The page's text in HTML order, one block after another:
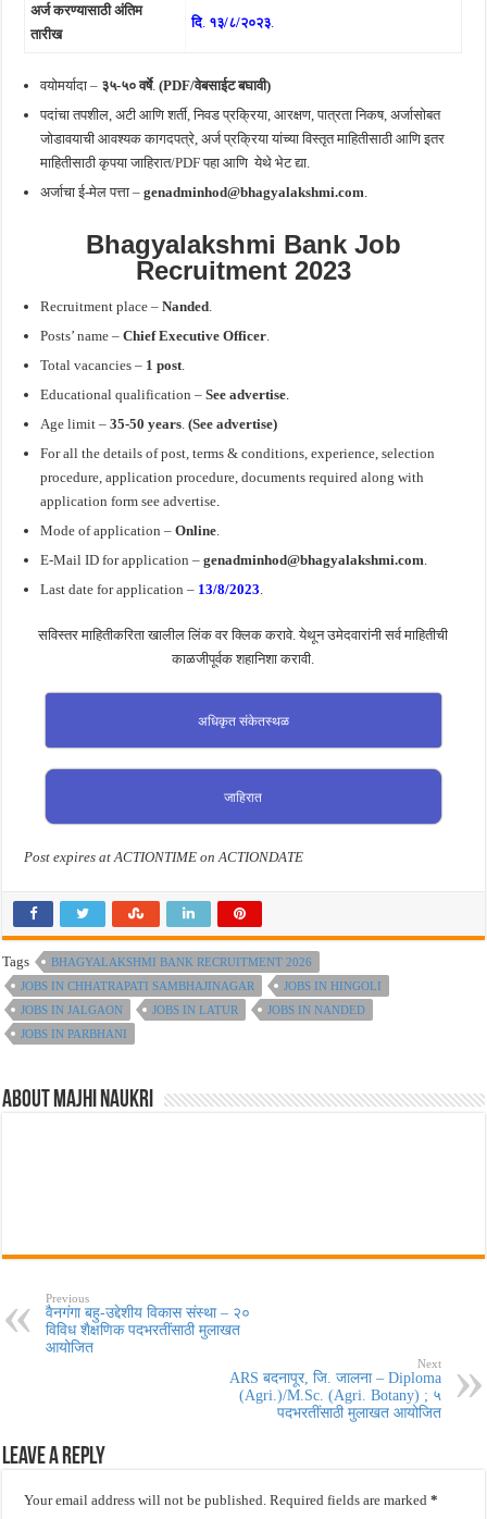
अर्ज करण्यासाठी अंतिम
तारीख
दि. १३/८/२०२३
वयोमर्यादा – ३५-५० वर्षे.(PDF/वेबसाईट बघावी)
पदांचा तपशील, अटी आणि शर्ती, निवड प्रक्रिया, आरक्षण, पात्रता निकष, अर्जासोबत
जोडावयाची आवश्यक कागदपत्रे, अर्ज प्रक्रिया यांच्या विस्तृत माहितीसाठी आणि इतर
माहितीसाठी कृपया जाहिरात/PDF पहा आणि येथे भेट द्या.
अर्जाचा ई-मेल पत्ता –genadminhod@bhagyalakshmi.com.
Bhagyalakshmi Bank Job
Recruitment 2023
Recruitment place –Nanded.
Posts’ name –Chief Executive Officer.
Total vacancies – 1 post.
Educational qualification –See advertise.
Age limit –35-50 years.(See advertise)
For all the details of post, terms & conditions, experience, selection
procedure, application procedure, documents required along with
application form see advertise.
Mode of application – Online.
E-Mail ID for application –genadminhod@bhagyalakshmi.com.
Last date for application – 13/8/2023.
सविस्तर माहितीकरिता खालील लिंक वर क्लिक करावे. येथून उमेदवारांनी सर्व माहितीची
काळजीपूर्वक शहानिशा करावी.
अधिकृत संकेतस्थळ
जाहिरात
Post expires at ACTIONTIME on ACTIONDATE
Tags
BHAGYALAKSHMI BANK RECRUITMENT 2026
JOBS IN CHHATRAPATI SAMBHAJINAGAR
JOBS IN HINGOLI
JOBS IN JALGAON
JOBS IN LATUR
JOBS IN NANDED
JOBS IN PARBHANI
About Majhi Naukri
Previous
वैनगंगा बहु-उद्देशीय विकास संस्था – २०
विविध शैक्षणिक पदभरतींसाठी मुलाखत
आयोजित
Next
ARS बदनापूर, जि. जालना – Diploma
(Agri.)/M.Sc. (Agri. Botany) ; ५
पदभरतींसाठी मुलाखत आयोजित
Leave a Reply
Your email address will not be published. Required fields are marked*